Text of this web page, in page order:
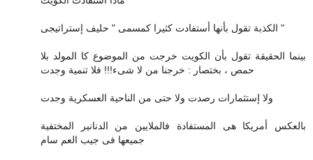
الكذبة تقول بأنها أستفادت كثيرا كمسمى " حليف إستراتيجى "
بينما الحقيقة تقول بأن الكويت خرجت من الموضوع كا المولد بلا
حمص ، بختصار : خرجنا من لا شىء!!! فلا تنمية وجدت
ولا إستثمارات رصدت ولا حتى من الناحية العسكرية وجدت
بالعكس أمريكا هى المستفادة فالملايين من الدنانير المختفية
جميعها فى جيب العم سام